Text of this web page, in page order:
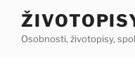
Přejít
obsahuOsobnosti, životopisy,